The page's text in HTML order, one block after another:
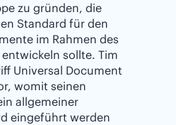
zu gründen, die
Standard für den
im Rahmen des
entwickeln sollte. Tim
Universal Document
womit seinen
allgemeiner
eingeführt werden